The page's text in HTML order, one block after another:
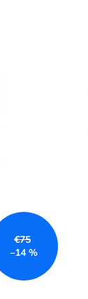
€75
–14 %